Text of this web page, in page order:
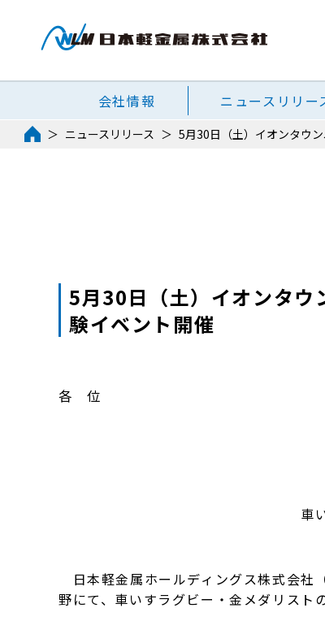
会社情報 ニュースリリー
ニュースリリース 5月30日（土）イオンタウ
5月30日（土）イオンタウ
験イベント開催
各 位
車
日本軽金属ホールディングス株式会社
野にて、車いすラグビー・金メダリスト